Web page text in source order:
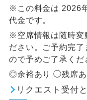
※この料金は 2026
代金です。
※空席情報は随時変
ださい。ご予約完
ので予めご了承くだ
◎余裕あり ◯残席
リクエスト受付